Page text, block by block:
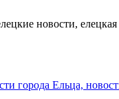
новости, елецкая
города Ельца,